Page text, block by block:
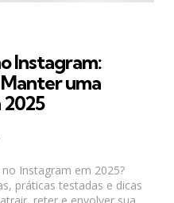
Instagram:
uma
Instagram em 2025?
práticas testadas e dicas
reter e envolver sua